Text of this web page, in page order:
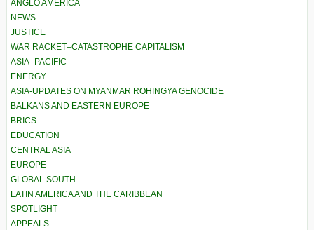
ANGLO AMERICA
NEWS
JUSTICE
WAR RACKET–CATASTROPHE CAPITALISM
ASIA–PACIFIC
ENERGY
ASIA-UPDATES ON MYANMAR ROHINGYA GENOCIDE
BALKANS AND EASTERN EUROPE
BRICS
EDUCATION
CENTRAL ASIA
EUROPE
GLOBAL SOUTH
LATIN AMERICA AND THE CARIBBEAN
SPOTLIGHT
APPEALS